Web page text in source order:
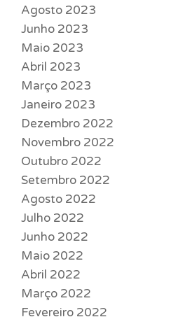
Agosto 2023
Junho 2023
Maio 2023
Abril 2023
Março 2023
Janeiro 2023
Dezembro 2022
Novembro 2022
Outubro 2022
Setembro 2022
Agosto 2022
Julho 2022
Junho 2022
Maio 2022
Abril 2022
Março 2022
Fevereiro 2022